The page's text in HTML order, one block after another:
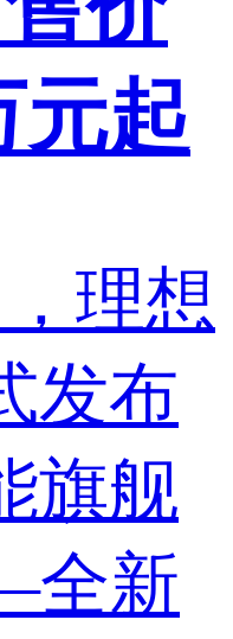
元起
理想
发布
旗舰
新